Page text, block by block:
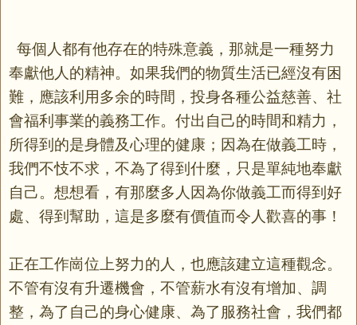
每個人都有他存在的特殊意義，那就是一種努力
奉獻他人的精神。如果我們的物質生活已經沒有困
難，應該利用多余的時間，投身各種公益慈善、社
會福利事業的義務工作。付出自己的時間和精力，
所得到的是身體及心理的健康；因為在做義工時，
我們不忮不求，不為了得到什麼，只是單純地奉獻
自己。想想看，有那麼多人因為你做義工而得到好
處、得到幫助，這是多麼有價值而令人歡喜的事！
正在工作崗位上努力的人，也應該建立這種觀念。
不管有沒有升遷機會，不管薪水有沒有增加、調
整，為了自己的身心健康、為了服務社會，我們都